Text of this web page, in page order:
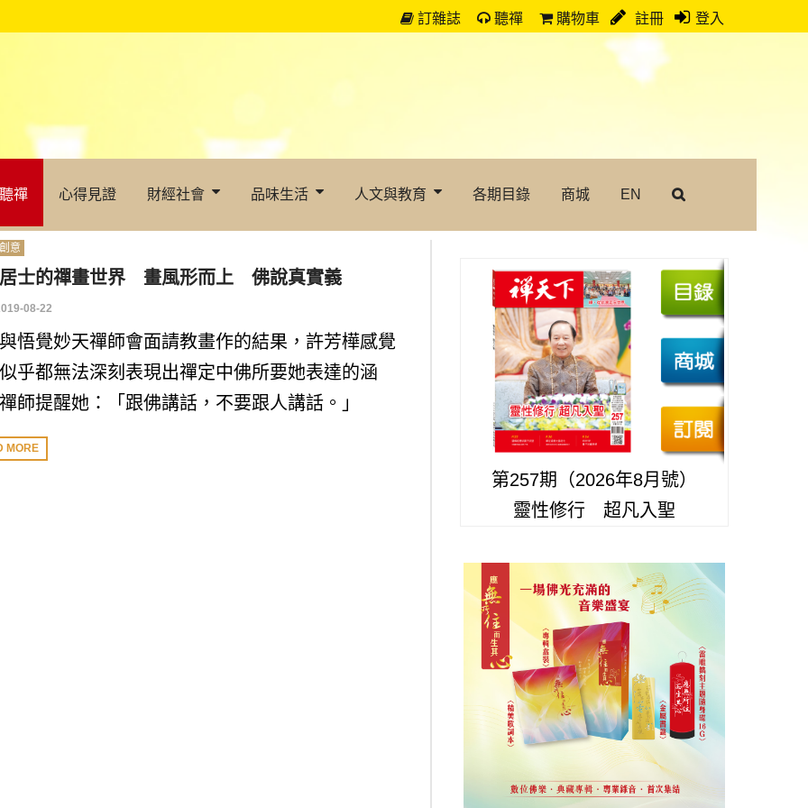
訂雜誌 聽禪 購物車 註冊 登入
聽禪 心得見證 財經社會 品味生活 人文與教育 各期目錄 商城 EN
意
士的禪畫世界 畫風形而上 佛說真實義
08-22
悟覺妙天禪師會面請教畫作的結果，許芳樺感覺
乎都無法深刻表現出禪定中佛所要她表達的涵
師提醒她：「跟佛講話，不要跟人講話。」
MORE
第257期（2026年8月號）
靈性修行 超凡入聖